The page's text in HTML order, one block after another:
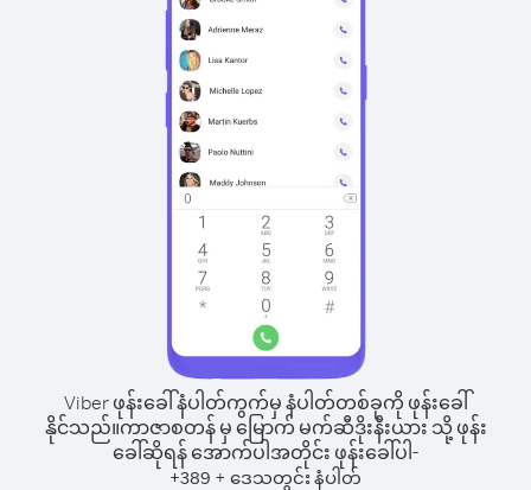
Viber ဖုန်းခေါ်နံပါတ်ကွက်မှ နံပါတ်တစ်ခုကို ဖုန်းခေါ်
နိုင်သည်။ကာဇာစတန် မှ မြောက် မက်ဆီဒိုးနီးယား သို့ ဖုန်း
ခေါ်ဆိုရန် အောက်ပါအတိုင်း ဖုန်းခေါ်ပါ-
+389 + ဒေသတွင်း နံပါတ်